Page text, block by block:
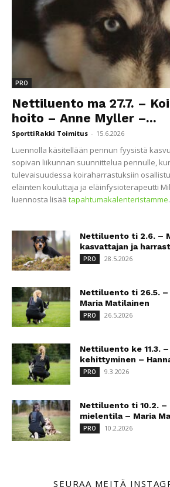
PRO
Nettiluento ma 27.7. –
hoito – Anne Myller –...
SporttiRakki Toimitus - 15.6.2026
Luennolla käsitellään pennun fyysistä
sopivan liikunnan suunnittelua pennulle,
tulevaisuudessa koiraharrastuksiin
eläinten kouluttaja ja eläinfysioterapeutti
luennosta lisää tapahtumakalenteristamme.
Nettiluento ti 2.6. –
kasvattajan ja
PRO 28.5.2026
Nettiluento ti 26.5. –
Maria Matilainen
PRO 26.5.2026
Nettiluento ke 11.3. –
kehittyminen –
PRO 9.3.2026
Nettiluento ti 10.2. –
mielentila – Maria
PRO 10.2.2026
SEURAA MEITÄ